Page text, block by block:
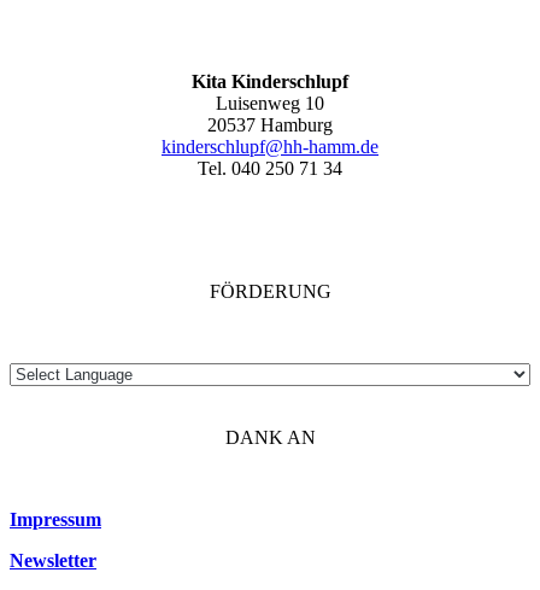
Kita Kinderschlupf
Luisenweg 10
20537 Hamburg
kinderschlupf@hh-hamm.de
Tel. 040 250 71 34
FÖRDERUNG
DANK AN
Impressum
Newsletter